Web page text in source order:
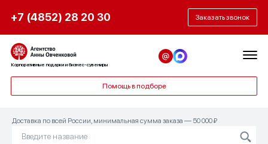
+7 (4852) 28 20 30 Заказать звонок
Корпоративные подарки и бизнес-сувениры
Помощь в подборе
Доставка по всей России, минимальная сумма заказа — 50 000 ₽